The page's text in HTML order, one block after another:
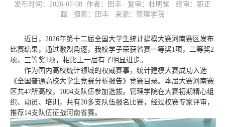
发布时间：2026-07-08 作者：田丰 复审：杜明堂 终审：职正
路 摄影：田丰 来源：管理学院
近日，2026年第十二届全国大学生统计建模大赛河南赛区发布
比赛结果，通过激烈角逐，我校学子荣获省赛一等奖1项，二等奖2
项，三等奖1项，相比上一届有了明显进步。
作为国内高校统计领域的权威赛事，统计建模大赛成功入选
《全国普通高校大学生竞赛分析报告》竞赛目录。本届大赛河南赛
区共47所高校，1004支队伍参加选拔。管理学院在大赛初期精心组
织、动员、培训，共有20多支队伍报名比赛，经过校赛专家评审，
推荐14支队伍征战河南省赛。